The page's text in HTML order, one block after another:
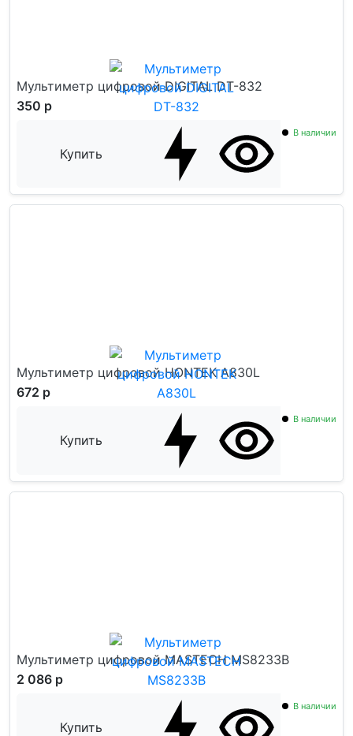
Мультиметр цифровой DIGITAL DT-832
350 р
Купить
В наличии
Мультиметр цифровой HONTEK A830L
672 р
Купить
В наличии
Мультиметр цифровой MASTECH MS8233B
2 086 р
Купить
В наличии